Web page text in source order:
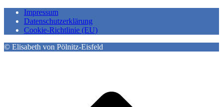
Impressum
Datenschutzerklärung
Cookie-Richtlinie (EU)
© Elisabeth von Pölnitz-Eisfeld